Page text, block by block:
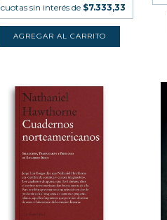
cuotas sin interés de $7.333,33